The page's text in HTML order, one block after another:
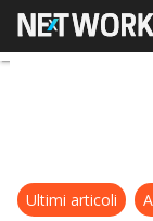
Ultimi articoli